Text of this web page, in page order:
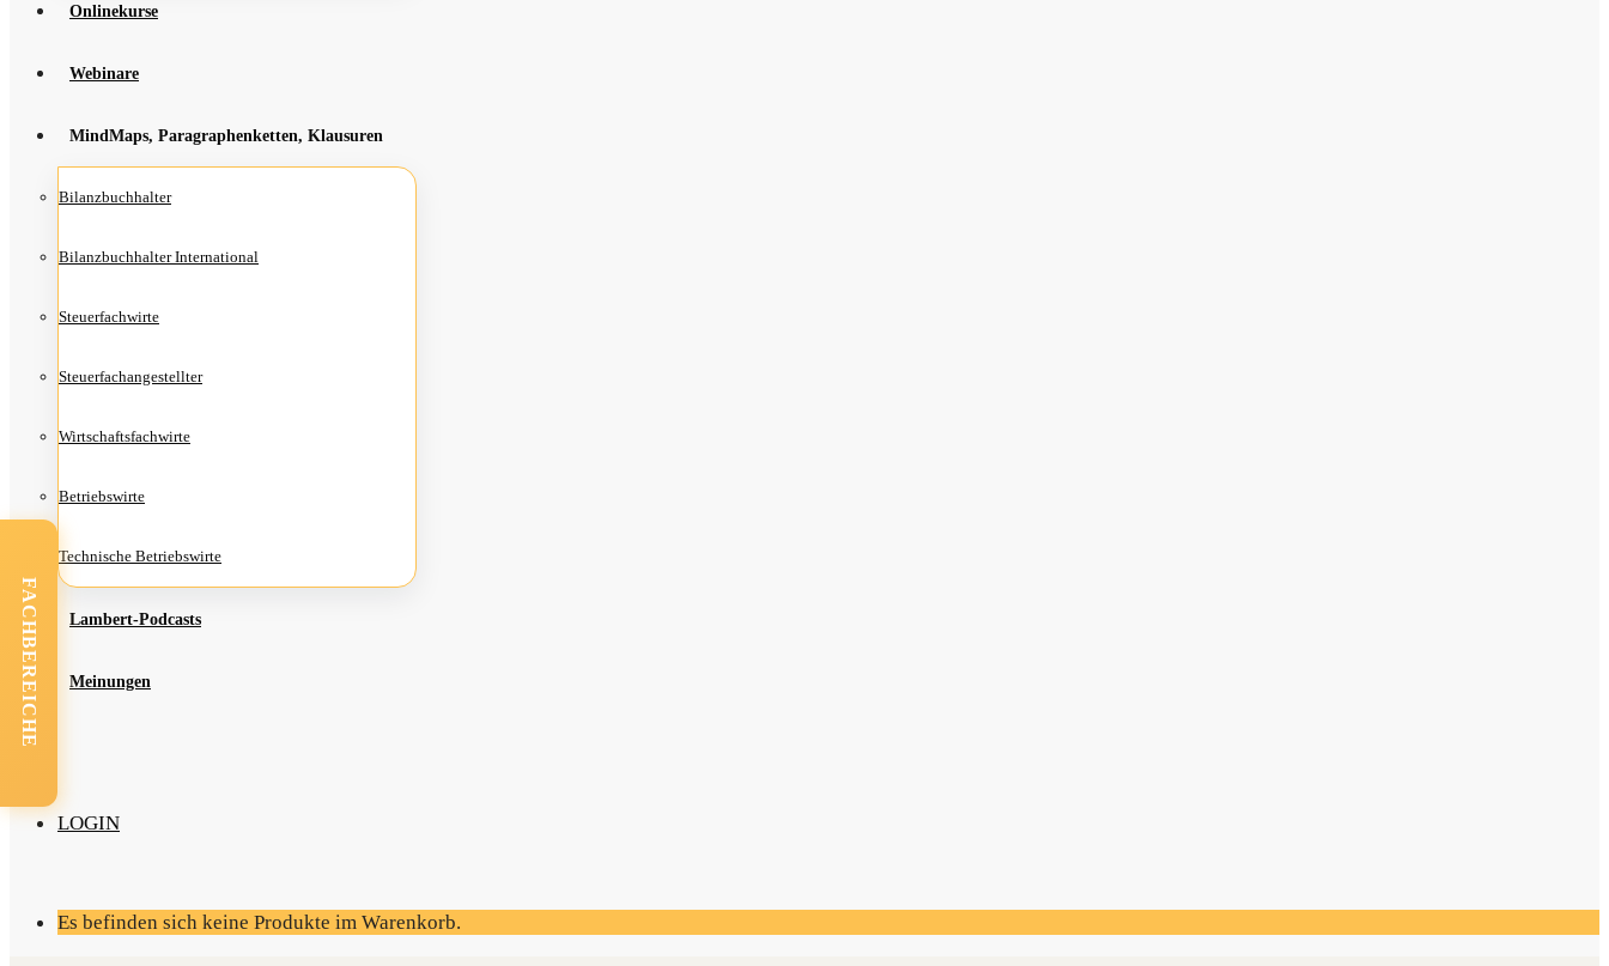
Online­kur­se
Web­i­na­re
Mind­Maps, Para­gra­phen­ket­ten, Klausuren
Bilanz­buch­hal­ter
Bilanz­buch­hal­ter International
Steu­er­fach­wir­te
Steu­er­fach­an­ge­stell­ter
Wirt­schafts­fach­wir­te
Betriebs­wir­te
Tech­ni­sche Betriebswirte
Lam­­bert-Pod­­casts
Mei­nun­gen
LOGIN
Es befinden sich keine Produkte im Warenkorb.
FACHBEREICHE